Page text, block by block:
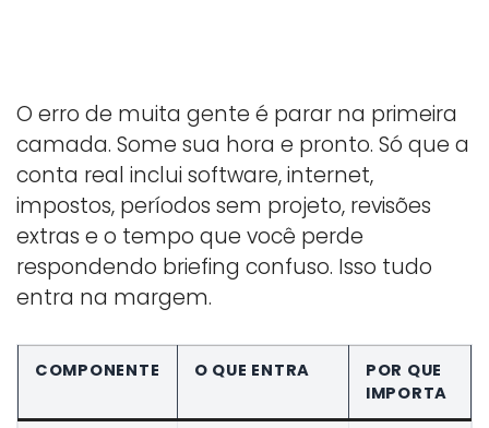
O erro de muita gente é parar na primeira
camada. Some sua hora e pronto. Só que a
conta real inclui software, internet,
impostos, períodos sem projeto, revisões
extras e o tempo que você perde
respondendo briefing confuso. Isso tudo
entra na margem.
COMPONENTE O QUE ENTRA
POR QUE
IMPORTA